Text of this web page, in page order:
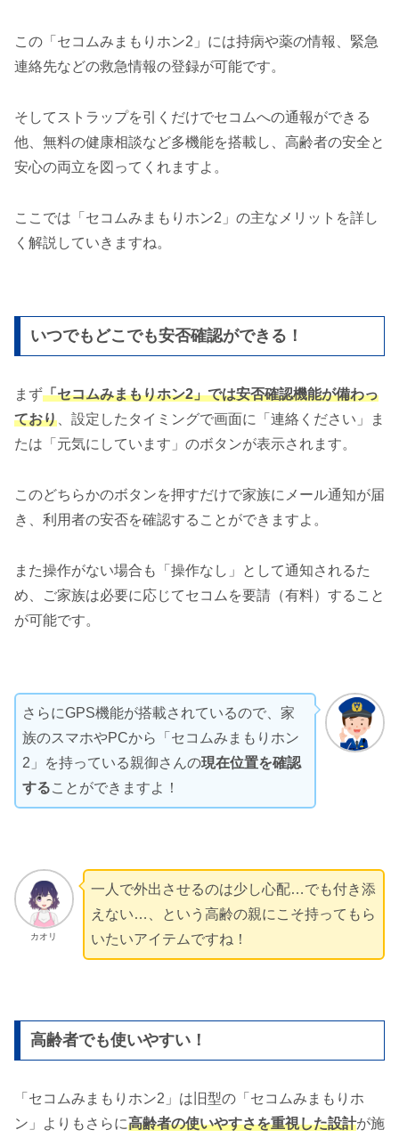
この「セコムみまもりホン2」には持病や薬の情報、緊急
連絡先などの救急情報の登録が可能です。
そしてストラップを引くだけでセコムへの通報ができる
他、無料の健康相談など多機能を搭載し、高齢者の安全と
安心の両立を図ってくれますよ。
ここでは「セコムみまもりホン2」の主なメリットを詳し
く解説していきますね。
いつでもどこでも安否確認ができる！
まず「セコムみまもりホン2」では安否確認機能が備わっ
ており 、設定したタイミングで画面に「連絡ください」ま
たは「元気にしています」のボタンが表示されます。
このどちらかのボタンを押すだけで家族にメール通知が届
き、利用者の安否を確認することができますよ。
また操作がない場合も「操作なし」として通知されるた
め、ご家族は必要に応じてセコムを要請（有料）すること
が可能です。
さらにGPS機能が搭載されているので、家
族のスマホやPCから「セコムみまもりホン
2」を持っている親御さんの現在位置を確認
することができますよ！
カオリ
一人で外出させるのは少し心配…でも付き添
えない…、という高齢の親にこそ持ってもら
いたいアイテムですね！
高齢者でも使いやすい！
「セコムみまもりホン2」は旧型の「セコムみまもりホ
ン」よりもさらに高齢者の使いやすさを重視した設計が施